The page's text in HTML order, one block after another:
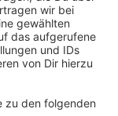
dieser
Grundsteuer
zum
Brief fordern